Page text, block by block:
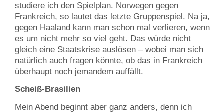
studiere ich den Spielplan. Norwegen gegen
Frankreich, so lautet das letzte Gruppenspiel. Na ja,
gegen Haaland kann man schon mal verlieren, wenn
es um nicht mehr so viel geht. Das würde nicht
gleich eine Staatskrise auslösen – wobei man sich
natürlich auch fragen könnte, ob das in Frankreich
überhaupt noch jemandem auffällt.
Scheiß-Brasilien
Mein Abend beginnt aber ganz anders, denn ich